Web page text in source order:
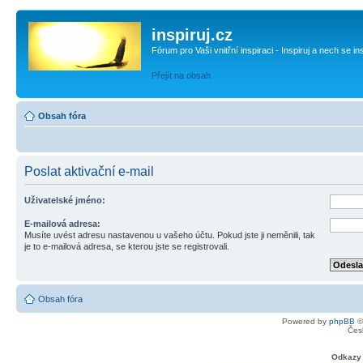
inspiruj.cz
Fórum pro Vaši vnitřní inspiraci - Inspiruj a nech se
Přejít na obsah
Obsah fóra
Poslat aktivační e-mail
Uživatelské jméno:
E-mailová adresa:
Musíte uvést adresu nastavenou u vašeho účtu. Pokud jste ji neměnili, tak
je to e-mailová adresa, se kterou jste se registrovali.
Obsah fóra
Powered by phpBB